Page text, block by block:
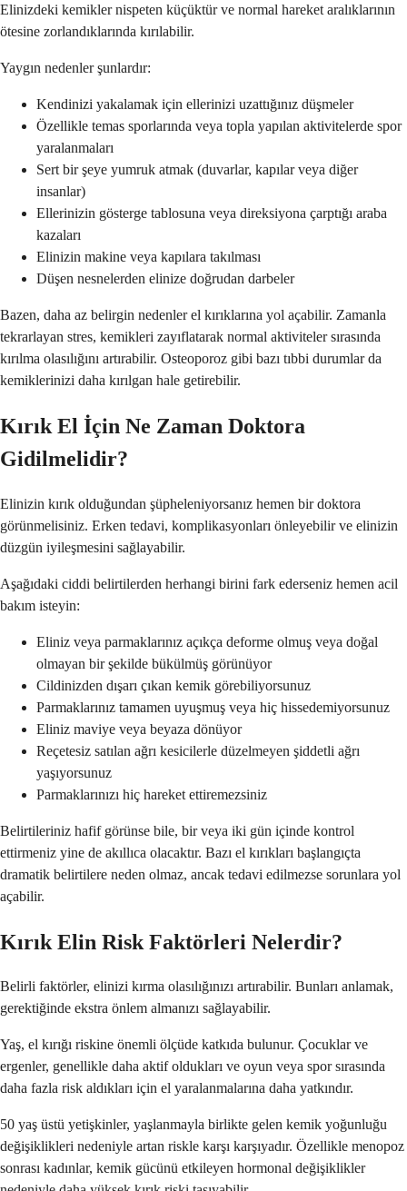
Elinizdeki kemikler nispeten küçüktür ve normal hareket aralıklarının
ötesine zorlandıklarında kırılabilir.
Yaygın nedenler şunlardır:
Kendinizi yakalamak için ellerinizi uzattığınız düşmeler
Özellikle temas sporlarında veya topla yapılan aktivitelerde spor
yaralanmaları
Sert bir şeye yumruk atmak (duvarlar, kapılar veya diğer
insanlar)
Ellerinizin gösterge tablosuna veya direksiyona çarptığı araba
kazaları
Elinizin makine veya kapılara takılması
Düşen nesnelerden elinize doğrudan darbeler
Bazen, daha az belirgin nedenler el kırıklarına yol açabilir. Zamanla
tekrarlayan stres, kemikleri zayıflatarak normal aktiviteler sırasında
kırılma olasılığını artırabilir. Osteoporoz gibi bazı tıbbi durumlar da
kemiklerinizi daha kırılgan hale getirebilir.
Kırık El İçin Ne Zaman Doktora
Gidilmelidir?
Elinizin kırık olduğundan şüpheleniyorsanız hemen bir doktora
görünmelisiniz. Erken tedavi, komplikasyonları önleyebilir ve elinizin
düzgün iyileşmesini sağlayabilir.
Aşağıdaki ciddi belirtilerden herhangi birini fark ederseniz hemen acil
bakım isteyin:
Eliniz veya parmaklarınız açıkça deforme olmuş veya doğal
olmayan bir şekilde bükülmüş görünüyor
Cildinizden dışarı çıkan kemik görebiliyorsunuz
Parmaklarınız tamamen uyuşmuş veya hiç hissedemiyorsunuz
Eliniz maviye veya beyaza dönüyor
Reçetesiz satılan ağrı kesicilerle düzelmeyen şiddetli ağrı
yaşıyorsunuz
Parmaklarınızı hiç hareket ettiremezsiniz
Belirtileriniz hafif görünse bile, bir veya iki gün içinde kontrol
ettirmeniz yine de akıllıca olacaktır. Bazı el kırıkları başlangıçta
dramatik belirtilere neden olmaz, ancak tedavi edilmezse sorunlara yol
açabilir.
Kırık Elin Risk Faktörleri Nelerdir?
Belirli faktörler, elinizi kırma olasılığınızı artırabilir. Bunları anlamak,
gerektiğinde ekstra önlem almanızı sağlayabilir.
Yaş, el kırığı riskine önemli ölçüde katkıda bulunur. Çocuklar ve
ergenler, genellikle daha aktif oldukları ve oyun veya spor sırasında
daha fazla risk aldıkları için el yaralanmalarına daha yatkındır.
50 yaş üstü yetişkinler, yaşlanmayla birlikte gelen kemik yoğunluğu
değişiklikleri nedeniyle artan riskle karşı karşıyadır. Özellikle menopoz
sonrası kadınlar, kemik gücünü etkileyen hormonal değişiklikler